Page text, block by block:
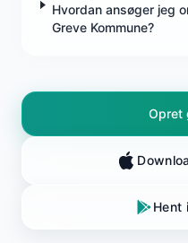
Hvordan ansøger jeg
Greve Kommune?
Opret
Hent